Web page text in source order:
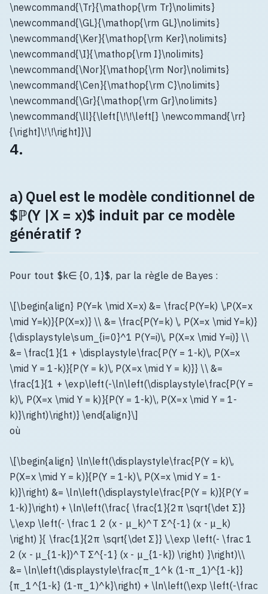
\newcommand{\Tr}{\mathop{\rm Tr}\nolimits}
\newcommand{\GL}{\mathop{\rm GL}\nolimits}
\newcommand{\Ker}{\mathop{\rm Ker}\nolimits}
\newcommand{\I}{\mathop{\rm I}\nolimits}
\newcommand{\Nor}{\mathop{\rm Nor}\nolimits}
\newcommand{\Cen}{\mathop{\rm C}\nolimits}
\newcommand{\Gr}{\mathop{\rm Gr}\nolimits}
\newcommand{\ll}{\left[\!\!\left[} \newcommand{\rr}
{\right]\!\!\right]}\]
4.
a) Quel est le modèle conditionnel de
$ℙ(Y |X = x)$ induit par ce modèle
génératif ?
Pour tout $k∈ {0, 1}$, par la règle de Bayes :
\[\begin{align} P(Y=k \mid X=x) &= \frac{P(Y=k) \,P(X=x
\mid Y=k)}{P(X=x)} \\ &= \frac{P(Y=k) \, P(X=x \mid Y=k)}
{\displaystyle\sum_{i=0}^1 P(Y=i)\, P(X=x \mid Y=i)} \\
&= \frac{1}{1 + \displaystyle\frac{P(Y = 1-k)\, P(X=x
\mid Y = 1-k)}{P(Y = k)\, P(X=x \mid Y = k)}} \\ &=
\frac{1}{1 + \exp\left(-\ln\left(\displaystyle\frac{P(Y =
k)\, P(X=x \mid Y = k)}{P(Y = 1-k)\, P(X=x \mid Y = 1-
k)}\right)\right)} \end{align}\]
où
\[\begin{align} \ln\left(\displaystyle\frac{P(Y = k)\,
P(X=x \mid Y = k)}{P(Y = 1-k)\, P(X=x \mid Y = 1-
k)}\right) &= \ln\left(\displaystyle\frac{P(Y = k)}{P(Y =
1-k)}\right) + \ln\left(\frac{ \frac{1}{2π \sqrt{\det Σ}}
\,\exp \left(- \frac 1 2 (x - μ_k)^T Σ^{-1} (x - μ_k)
\right) }{ \frac{1}{2π \sqrt{\det Σ}} \,\exp \left(- \frac 1
2 (x - μ_{1-k})^T Σ^{-1} (x - μ_{1-k}) \right) }\right)\\
&= \ln\left(\displaystyle\frac{π_1^k (1-π_1)^{1-k}}
{π_1^{1-k} (1-π_1)^k}\right) + \ln\left(\exp \left(-\frac